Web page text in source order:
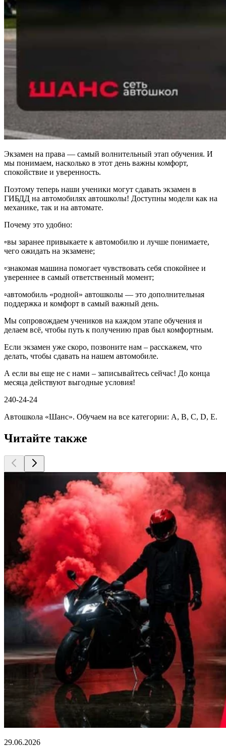
Экзамен на права — самый волнительный этап обучения. И
мы понимаем, насколько в этот день важны комфорт,
спокойствие и уверенность.
Поэтому теперь наши ученики могут сдавать экзамен в
ГИБДД на автомобилях автошколы! Доступны модели как на
механике, так и на автомате.
Почему это удобно:
▫️вы заранее привыкаете к автомобилю и лучше понимаете,
чего ожидать на экзамене;
▫️знакомая машина помогает чувствовать себя спокойнее и
увереннее в самый ответственный момент;
▫️автомобиль «родной» автошколы — это дополнительная
поддержка и комфорт в самый важный день.
Мы сопровождаем учеников на каждом этапе обучения и
делаем всё, чтобы путь к получению прав был комфортным.
Если экзамен уже скоро, позвоните нам – расскажем, что
делать, чтобы сдавать на нашем автомобиле.
А если вы еще не с нами – записывайтесь сейчас! До конца
месяца действуют выгодные условия!
240-24-24
Автошкола «Шанс». Обучаем на все категории: А, В, С, D, Е.
Читайте также
29.06.2026